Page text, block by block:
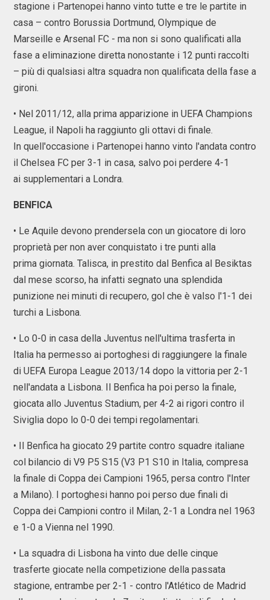
stagione i Partenopei hanno vinto tutte e tre le partite in
casa – contro Borussia Dortmund, Olympique de
Marseille e Arsenal FC - ma non si sono qualificati alla
fase a eliminazione diretta nonostante i 12 punti raccolti
– più di qualsiasi altra squadra non qualificata della fase a
gironi.
• Nel 2011/12, alla prima apparizione in UEFA Champions
League, il Napoli ha raggiunto gli ottavi di finale.
In quell'occasione i Partenopei hanno vinto l'andata contro
il Chelsea FC per 3-1 in casa, salvo poi perdere 4-1
ai supplementari a Londra.
BENFICA
• Le Aquile devono prendersela con un giocatore di loro
proprietà per non aver conquistato i tre punti alla
prima giornata. Talisca, in prestito dal Benfica al Besiktas
dal mese scorso, ha infatti segnato una splendida
punizione nei minuti di recupero, gol che è valso l'1-1 dei
turchi a Lisbona.
• Lo 0-0 in casa della Juventus nell'ultima trasferta in
Italia ha permesso ai portoghesi di raggiungere la finale
di UEFA Europa League 2013/14 dopo la vittoria per 2-1
nell'andata a Lisbona. Il Benfica ha poi perso la finale,
giocata allo Juventus Stadium, per 4-2 ai rigori contro il
Siviglia dopo lo 0-0 dei tempi regolamentari.
• Il Benfica ha giocato 29 partite contro squadre italiane
col bilancio di V9 P5 S15 (V3 P1 S10 in Italia, compresa
la finale di Coppa dei Campioni 1965, persa contro l'Inter
a Milano). I portoghesi hanno poi perso due finali di
Coppa dei Campioni contro il Milan, 2-1 a Londra nel 1963
e 1-0 a Vienna nel 1990.
• La squadra di Lisbona ha vinto due delle cinque
trasferte giocate nella competizione della passata
stagione, entrambe per 2-1 - contro l'Atlético de Madrid